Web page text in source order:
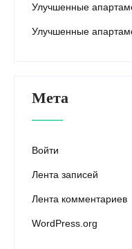
Улучшенные
Улучшенные
Мета
Войти
Лента записей
Лента комментариев
WordPress.org